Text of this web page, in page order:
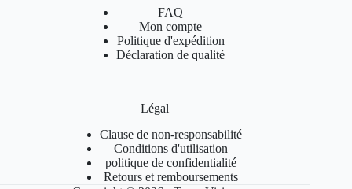
FAQ
Mon compte
Politique d'expédition
Déclaration de qualité
Légal
Clause de non-responsabilité
Conditions d'utilisation
politique de confidentialité
Retours et remboursements